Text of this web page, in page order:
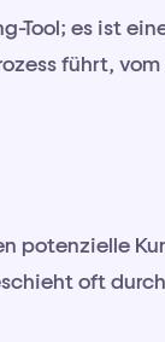
Tool; es ist
führt,
potenzielle
oft